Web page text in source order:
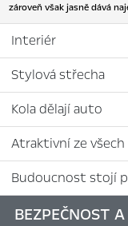
zároveň však jasně dává
Interiér
Stylová střecha
Kola dělají auto
Atraktivní ze
Budoucnost stojí
BEZPEČNOST